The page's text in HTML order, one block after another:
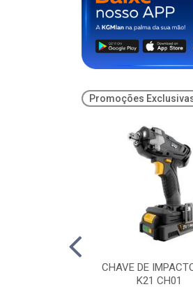
Promoções
CHAVE DE
K21 CH01